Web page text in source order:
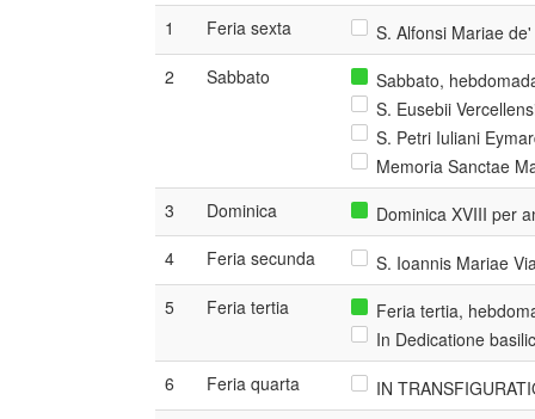
1 Feria sexta
S. Alfonsi Mariae
2
Sabbato
Sabbato,
S. Eusebii
S. Petri Iuliani
Memoria Sanctae
3
Dominica
Dominica XVIII per
4
Feria secunda
S. Ioannis Mariae
5
Feria tertia
Feria tertia,
In Dedicatione
6
Feria quarta
IN